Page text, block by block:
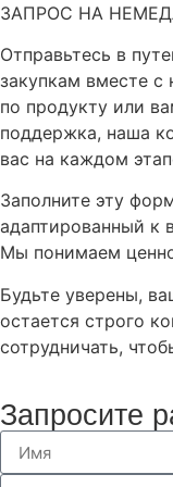
ЗАПРОС НА
Отправьтесь в
закупкам вместе
по продукту или
поддержка, наша
вас на каждом
Заполните эту
адаптированный к
Мы понимаем
Будьте уверены,
остается строго
сотрудничать,
Запросите